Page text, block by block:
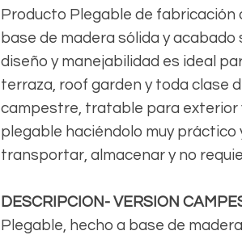
Producto Plegable de fabricación
base de madera sólida y acabado
diseño y manejabilidad es ideal
terraza, roof garden y toda clase
campestre, tratable para exterior
plegable haciéndolo muy práctico
transportar, almacenar y no
DESCRIPCION- VERSION
Plegable, hecho a base de